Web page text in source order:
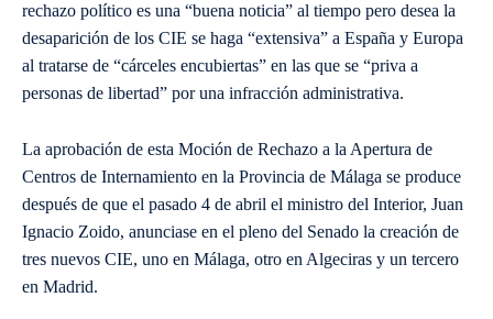
rechazo político es una “buena noticia” al tiempo pero desea la
desaparición de los CIE se haga “extensiva” a España y Europa
al tratarse de “cárceles encubiertas” en las que se “priva a
personas de libertad” por una infracción administrativa.
La aprobación de esta Moción de Rechazo a la Apertura de
Centros de Internamiento en la Provincia de Málaga se produce
después de que el pasado 4 de abril el ministro del Interior, Juan
Ignacio Zoido, anunciase en el pleno del Senado la creación de
tres nuevos CIE, uno en Málaga, otro en Algeciras y un tercero
en Madrid.